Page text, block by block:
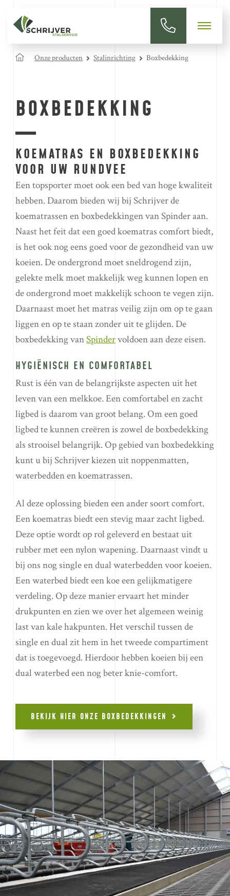
Onze producten Stalinrichting Boxbedekking
BOXBEDEKKING
KOEMATRAS EN BOXBEDEKKING
VOOR UW RUNDVEE
Een topsporter moet ook een bed van hoge kwaliteit
hebben. Daarom bieden wij bij Schrijver de
koematrassen en boxbedekkingen van Spinder aan.
Naast het feit dat een goed koematras comfort biedt,
is het ook nog eens goed voor de gezondheid van uw
koeien. De ondergrond moet sneldrogend zijn,
gelekte melk moet makkelijk weg kunnen lopen en
de ondergrond moet makkelijk schoon te vegen zijn.
Daarnaast moet het matras veilig zijn om op te gaan
liggen en op te staan zonder uit te glijden. De
boxbedekking vanSpindervoldoen aan deze eisen.
HYGIËNISCH EN COMFORTABEL
Rust is één van de belangrijkste aspecten uit het
leven van een melkkoe. Een comfortabel en zacht
ligbed is daarom van groot belang. Om een goed
ligbed te kunnen creëren is zowel de boxbedekking
als strooisel belangrijk. Op gebied van boxbedekking
kunt u bij Schrijver kiezen uit noppenmatten,
waterbedden en koematrassen.
Al deze oplossing bieden een ander soort comfort.
Een koematras biedt een stevig maar zacht ligbed.
Deze optie wordt op rol geleverd en bestaat uit
rubber met een nylon wapening. Daarnaast vindt u
bij ons nog single en dual waterbedden voor koeien.
Een waterbed biedt een koe een gelijkmatigere
verdeling. Op deze manier ervaart het minder
drukpunten en zien we over het algemeen weinig
last van kale hakpunten. Het verschil tussen de
single en dual zit hem in het tweede compartiment
dat is toegevoegd. Hierdoor hebben koeien bij een
dual waterbed een nog beter knie-comfort.
BEKIJK HIER ONZE BOXBEDEKKINGEN